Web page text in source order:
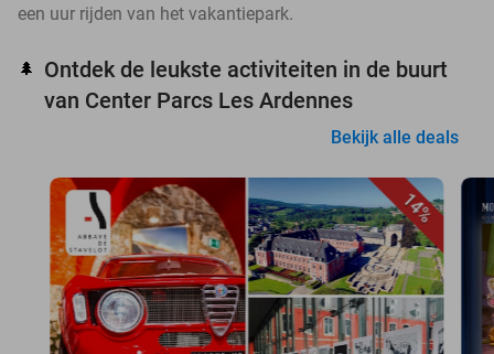
een uur rijden van het vakantiepark.
🌲
Ontdek de leukste activiteiten in de buurt
van Center Parcs Les Ardennes
Bekijk alle deals
14%